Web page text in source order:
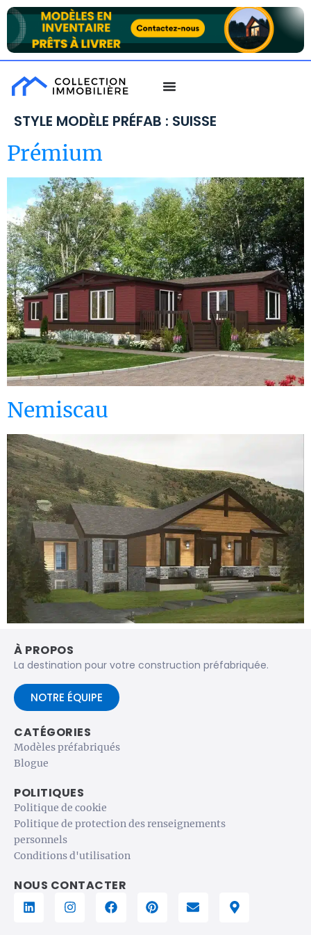
STYLE MODÈLE PRÉFAB : SUISSE
Prémium
Nemiscau
À PROPOS
La destination pour votre construction préfabriquée.
NOTRE ÉQUIPE
CATÉGORIES
Modèles préfabriqués
Blogue
POLITIQUES
Politique de cookie
Politique de protection des renseignements
personnels
Conditions d'utilisation
NOUS CONTACTER